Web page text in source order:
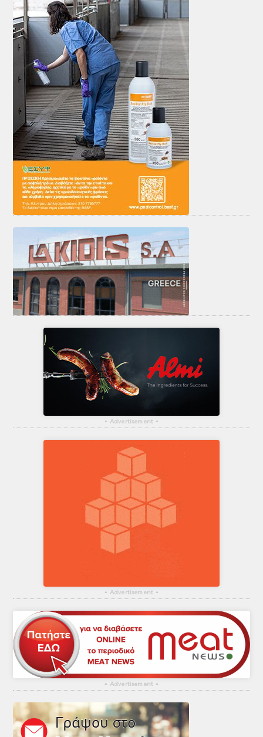
▴ Advertisement ▴
▴ Advertisement ▴
▴ Advertisement ▴